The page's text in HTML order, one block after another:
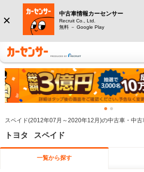
中古車情報カーセンサー
Recruit Co., Ltd.
無料 － Google Play
スペイド(2012年07月～2020年12月)の中古車・中古
トヨタ スペイド
一覧から探す